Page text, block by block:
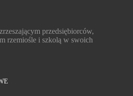
przedsiębiorców,
rzemiośle i szkolą w swoich